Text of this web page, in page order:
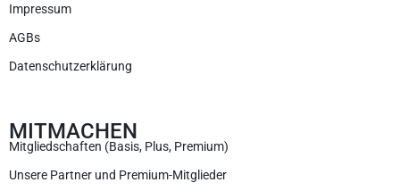
Impressum
AGBs
Datenschutzerklärung
MITMACHEN
Mitgliedschaften (Basis, Plus, Premium)
Unsere Partner und Premium-Mitglieder